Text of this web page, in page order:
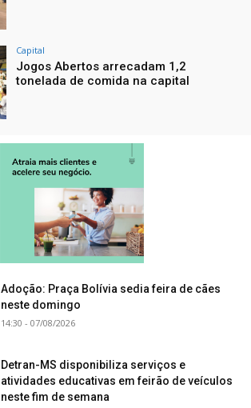
Capital
Jogos Abertos arrecadam 1,2
tonelada de comida na capital
Adoção: Praça Bolívia sedia feira de cães
neste domingo
14:30 - 07/08/2026
Detran-MS disponibiliza serviços e
atividades educativas em feirão de veículos
neste fim de semana